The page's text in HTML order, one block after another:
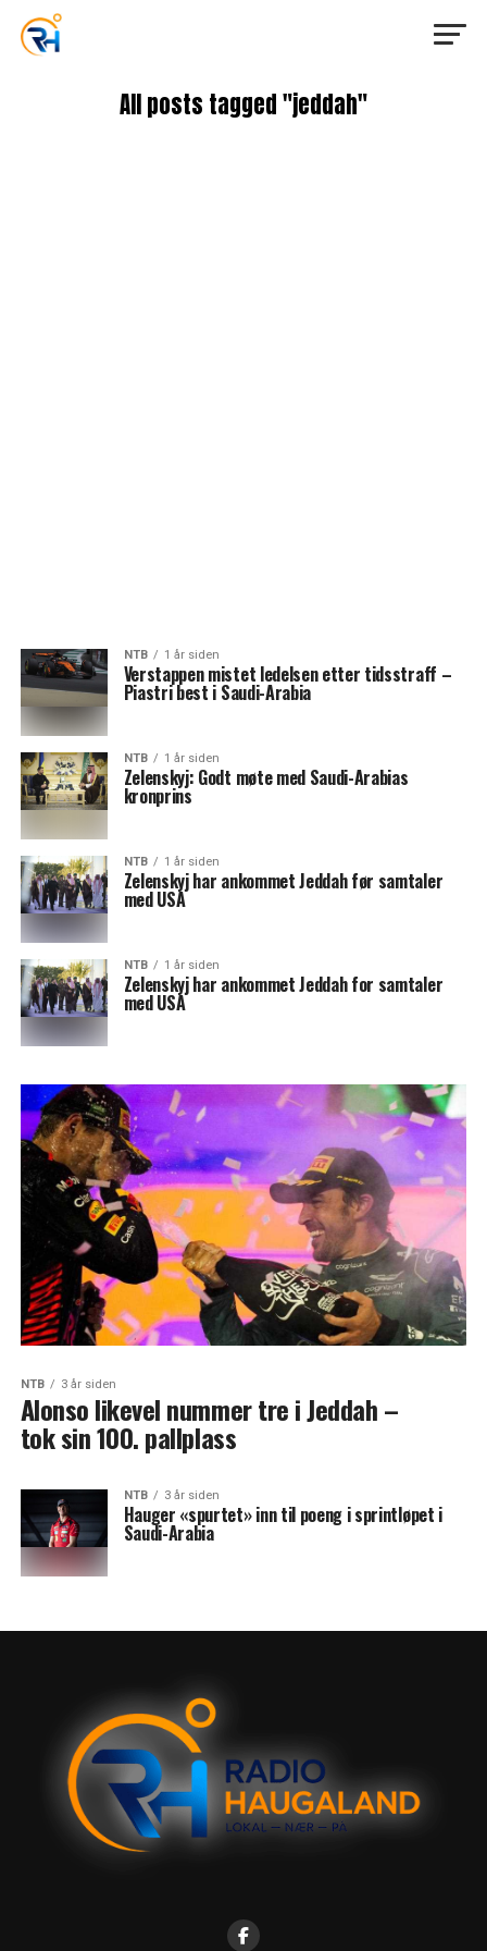
All posts tagged "jeddah"
NTB 1 år siden
Verstappen mistet ledelsen etter tidsstraff –
Piastri best i Saudi-Arabia
NTB 1 år siden
Zelenskyj: Godt møte med Saudi-Arabias
kronprins
NTB 1 år siden
Zelenskyj har ankommet Jeddah før samtaler
med USA
NTB 1 år siden
Zelenskyj har ankommet Jeddah for samtaler
med USA
NTB 3 år siden
Alonso likevel nummer tre i Jeddah –
tok sin 100. pallplass
NTB 3 år siden
Hauger «spurtet» inn til poeng i sprintløpet i
Saudi-Arabia